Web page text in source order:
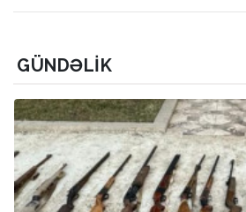
GÜNDƏLIK